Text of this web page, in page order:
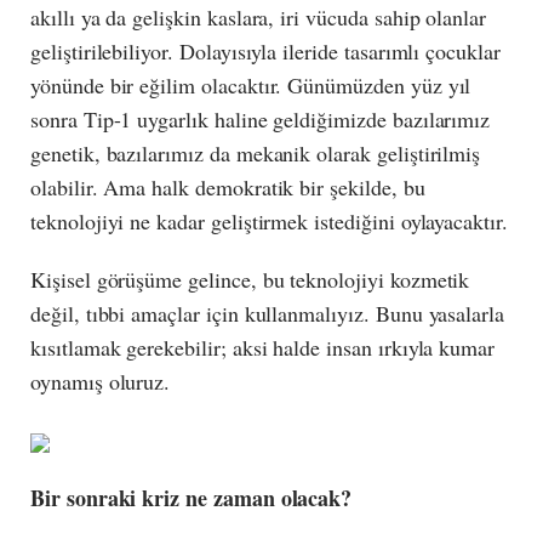
akıllı ya da gelişkin kaslara, iri vücuda sahip olanlar
geliştirilebiliyor. Dolayısıyla ileride tasarımlı çocuklar
yönünde bir eğilim olacaktır. Günümüzden yüz yıl
sonra Tip-1 uygarlık haline geldiğimizde bazılarımız
genetik, bazılarımız da mekanik olarak geliştirilmiş
olabilir. Ama halk demokratik bir şekilde, bu
teknolojiyi ne kadar geliştirmek istediğini oylayacaktır.
Kişisel görüşüme gelince, bu teknolojiyi kozmetik
değil, tıbbi amaçlar için kullanmalıyız. Bunu yasalarla
kısıtlamak gerekebilir; aksi halde insan ırkıyla kumar
oynamış oluruz.
Bir sonraki kriz ne zaman olacak?